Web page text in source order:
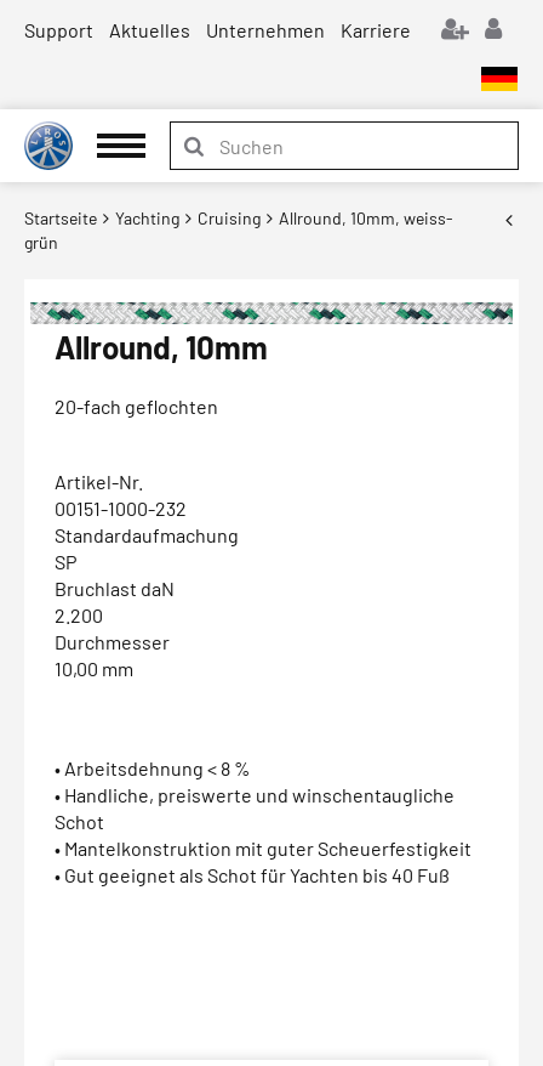
Support Aktuelles Unternehmen Karriere
Startseite Yachting Cruising
Allround, 10mm, weiss-
grün
Allround, 10mm
20-fach geflochten
Artikel-Nr.
00151-1000-232
Standardaufmachung
SP
Bruchlast daN
2.200
Durchmesser
10,00 mm
• Arbeitsdehnung < 8 %
• Handliche, preiswerte und winschentaugliche
Schot
• Mantelkonstruktion mit guter Scheuerfestigkeit
• Gut geeignet als Schot für Yachten bis 40 Fuß